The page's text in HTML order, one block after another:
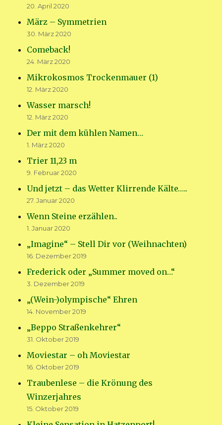
20. April 2020
März – Symmetrien
30. März 2020
Comeback!
24. März 2020
Mikrokosmos Trockenmauer (1)
12. März 2020
Wasser marsch!
12. März 2020
Der mit dem kühlen Namen…
1. März 2020
Trier 11,23 m
9. Februar 2020
Und jetzt – das Wetter Klirrende Kälte…..
27. Januar 2020
Wenn Steine erzählen..
1. Januar 2020
„Imagine“ – Stell Dir vor (Weihnachten)
16. Dezember 2019
Frederick oder „Summer moved on…“
3. Dezember 2019
„(Wein-)olympische“ Ehren
14. November 2019
„Beppo Straßenkehrer“
31. Oktober 2019
Moviestar – oh Moviestar
16. Oktober 2019
Traubenlese – die Krönung des
Winzerjahres
15. Oktober 2019